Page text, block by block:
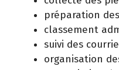
préparation
classement
suivi des
organisation